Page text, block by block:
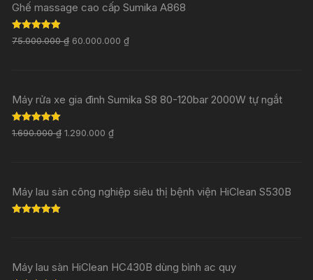
Ghế massage cao cấp Sumika A868
Rated5.00
out of 5
75.000.000₫ 60.000.000₫
Máy rửa xe gia đình Sumika S8 80-120bar 2000W tự ngắt
Rated 5.00
out of 5
1.690.000₫ 1.290.000₫
Máy lau sàn công nghiệp siêu thị bệnh viện HiClean S530B
Máy lau sàn HiClean HC430B dùng bình ac quy